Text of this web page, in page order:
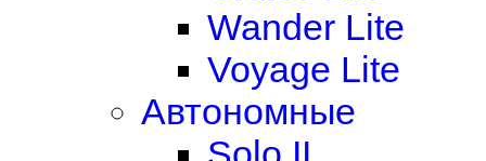
Wander Lite
Voyage Lite
Автономные